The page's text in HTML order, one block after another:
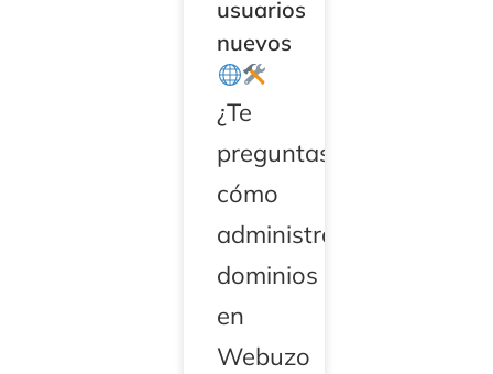
usuarios
nuevos
¿Te
preguntas
cómo
administrar
dominios
en
Webuzo